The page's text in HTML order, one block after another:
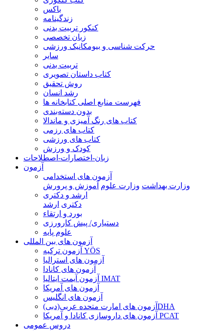
باکس
زندگینامه
کنکور تربیت بدنی
زبان تخصصی
حرکت شناسی و بیومکانیک ورزشی
سایر
تربیت بدنی
کتاب داستان تصویری
روش تحقیق
رشد انسان
فهرست منابع اصلی کتابخانه ها
بدون دسته‌بندی
کتاب های رنگ آمیزی و ماندالا
کتاب های رزمی
کتاب های ورزشی
کودک و ورزش
زبان-اختصارات-اصطلاحات
آزمون
آزمون های استخدامی
وزارت بهداشت وزارت علوم آموزش و پرورش
ارشد و دکتری
دکتری ارشد
بورد و ارتقاء
دستیاری/ پیش کارورزی
علوم پایه
آزمون های بین المللی
آزمون تركيه YÖS
آزمون های استرالیا
آزمون های کانادا
آزمون آیمت ایتالیا IMAT
آزمون های آمریکا
آزمون های انگلیس
آزمون های امارت متحده عربی(دبی)DHA
آزمون های داروسازی کانادا و آمریکا PCAT
دروس عمومی